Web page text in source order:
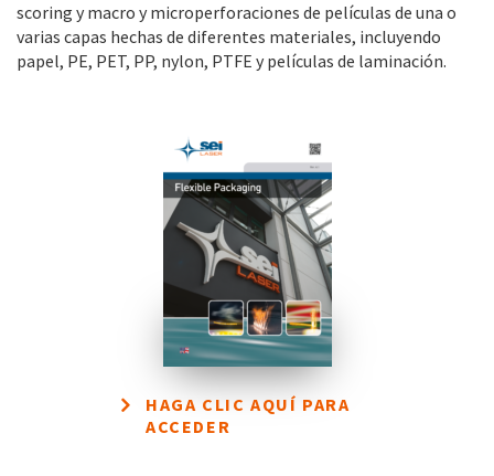
scoring y macro y microperforaciones de películas de una o
varias capas hechas de diferentes materiales, incluyendo
papel, PE, PET, PP, nylon, PTFE y películas de laminación.
HAGA CLIC AQUÍ PARA
ACCEDER